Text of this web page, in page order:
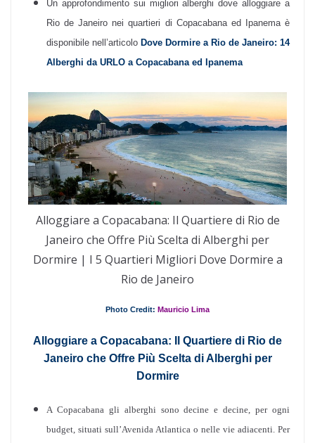
Un approfondimento sui migliori alberghi dove alloggiare a
Rio de Janeiro nei quartieri di Copacabana ed Ipanema è
disponibile nell’articolo Dove Dormire a Rio de Janeiro: 14
Alberghi da URLO a Copacabana ed Ipanema
Alloggiare a Copacabana: Il Quartiere di Rio de
Janeiro che Offre Più Scelta di Alberghi per
Dormire | I 5 Quartieri Migliori Dove Dormire a
Rio de Janeiro
Photo Credit: Mauricio Lima
Alloggiare a Copacabana: Il Quartiere di Rio de
Janeiro che Offre Più Scelta di Alberghi per
Dormire
A Copacabana gli alberghi sono decine e decine, per ogni
budget, situati sull’Avenida Atlantica o nelle vie adiacenti. Per